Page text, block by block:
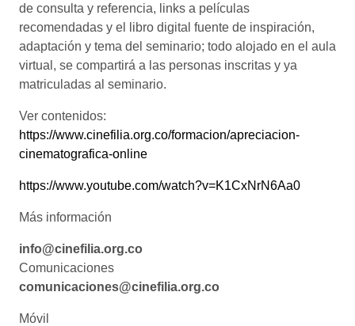
de consulta y referencia, links a películas
recomendadas y el libro digital fuente de inspiración,
adaptación y tema del seminario; todo alojado en el aula
virtual, se compartirá a las personas inscritas y ya
matriculadas al seminario.
Ver contenidos:
https://www.cinefilia.org.co/formacion/apreciacion-
cinematografica-online
https://www.youtube.com/watch?v=K1CxNrN6Aa0
Más información
info@cinefilia.org.co
Comunicaciones
comunicaciones@cinefilia.org.co
Móvil